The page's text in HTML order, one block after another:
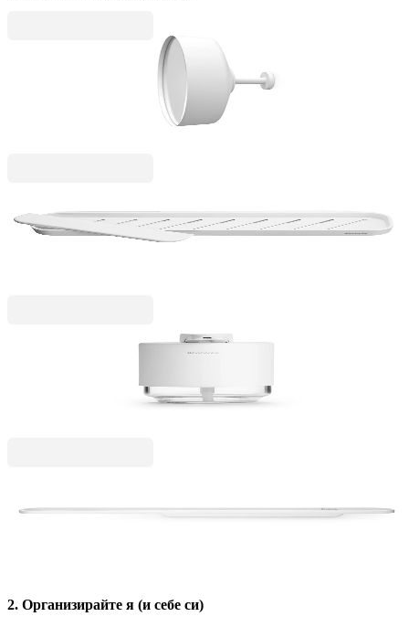
Огледало за стена Brabantia MindSet Mineral
Рафт за душ с приставка за почистване
Brabantia MindSet Mineral Fresh White
Mineral Fresh White
Държач за кърпи Brabantia MindSet Mineral
2. Организирайте я (и себе си)